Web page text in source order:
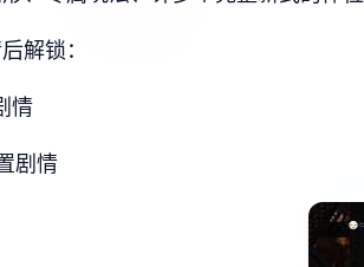
解锁：
情
剧情